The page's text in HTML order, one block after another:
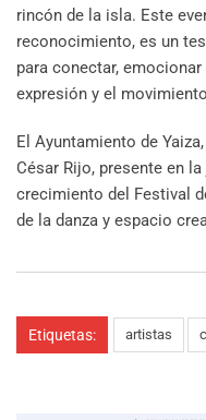
rincón de la isla. Este
reconocimiento, es un
para conectar,
expresión y el
El Ayuntamiento de
César Rijo, presente en
crecimiento del Festival
de la danza y espacio
Etiquetas: artistas